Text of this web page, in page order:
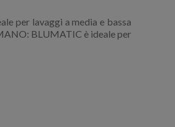
per lavaggi a media e bassa
BLUMATIC è ideale per